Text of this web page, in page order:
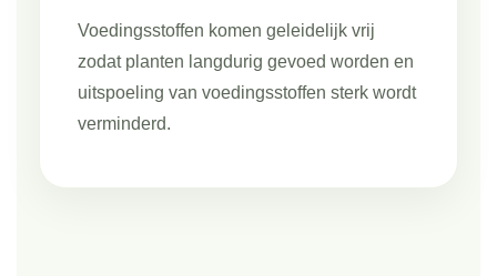
Voedingsstoffen komen geleidelijk vrij
zodat planten langdurig gevoed worden en
uitspoeling van voedingsstoffen sterk wordt
verminderd.